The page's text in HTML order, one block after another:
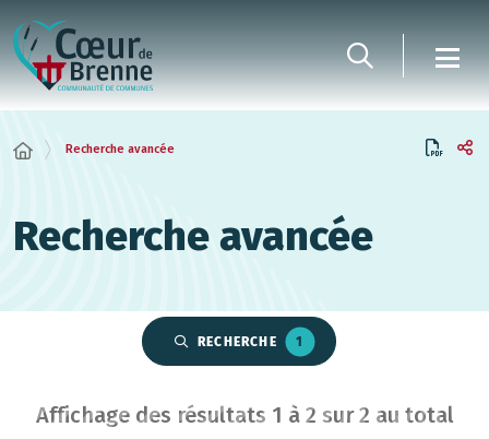
Recherche avancée
Recherche avancée
RECHERCHE 1
Affichage des résultats 1 à 2 sur2 au total